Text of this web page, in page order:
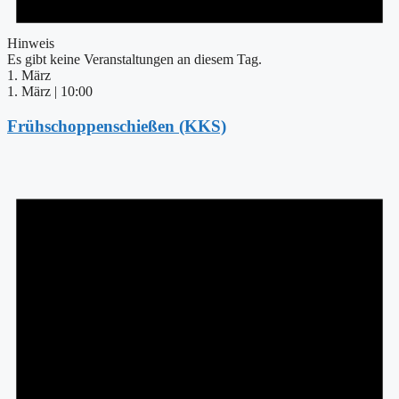
Hinweis
Es gibt keine Veranstaltungen an diesem Tag.
1. März
1. März | 10:00
Frühschoppenschießen (KKS)